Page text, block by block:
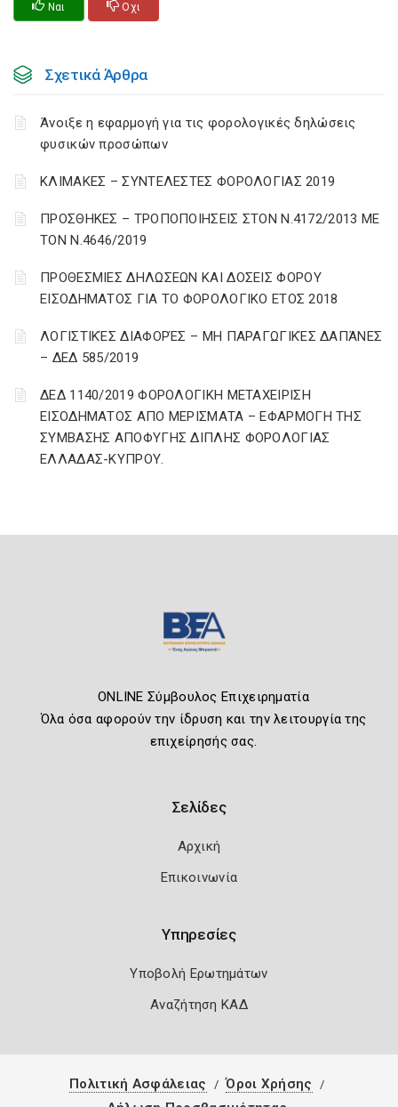
Ναι Οχι
Σχετικά Άρθρα
Άνοιξε η εφαρμογή για τις φορολογικές δηλώσεις
φυσικών προσώπων
ΚΛΙΜΑΚΕΣ – ΣΥΝΤΕΛΕΣΤΕΣ ΦΟΡΟΛΟΓΙΑΣ 2019
ΠΡΟΣΘΗΚΕΣ – ΤΡΟΠΟΠΟΙΗΣΕΙΣ ΣΤΟΝ Ν.4172/2013 ΜΕ
ΤΟΝ Ν.4646/2019
ΠΡΟΘΕΣΜΙΕΣ ΔΗΛΩΣΕΩΝ ΚΑΙ ΔΟΣΕΙΣ ΦΟΡΟΥ
ΕΙΣΟΔΗΜΑΤΟΣ ΓΙΑ ΤΟ ΦΟΡΟΛΟΓΙΚΟ ΕΤΟΣ 2018
ΛΟΓΙΣΤΙΚΈΣ ΔΙΑΦΟΡΈΣ – ΜΗ ΠΑΡΑΓΩΓΙΚΈΣ ΔΑΠΆΝΕΣ
– ΔΕΔ 585/2019
ΔΕΔ 1140/2019 ΦΟΡΟΛΟΓΙΚΗ ΜΕΤΑΧΕΙΡΙΣΗ
ΕΙΣΟΔΗΜΑΤΟΣ ΑΠΟ ΜΕΡΙΣΜΑΤΑ – ΕΦΑΡΜΟΓΗ ΤΗΣ
ΣΥΜΒΑΣΗΣ ΑΠΟΦΥΓΗΣ ΔΙΠΛΗΣ ΦΟΡΟΛΟΓΙΑΣ
ΕΛΛΑΔΑΣ-ΚΥΠΡΟΥ.
ONLINE Σύμβουλος Επιχειρηματία
Όλα όσα αφορούν την ίδρυση και την λειτουργία της
επιχείρησής σας.
Σελίδες
Αρχική
Επικοινωνία
Υπηρεσίες
Υποβολή Ερωτημάτων
Αναζήτηση ΚΑΔ
Πολιτική Ασφάλειας
Όροι Χρήσης